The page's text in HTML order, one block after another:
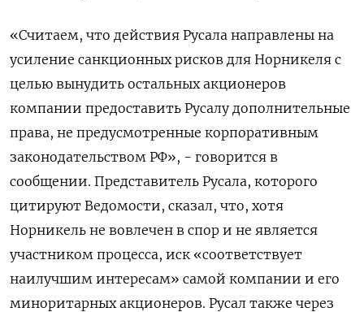
«Считаем, что действия Русала направлены на
усиление санкционных рисков для Норникеля с
целью вынудить остальных акционеров
компании предоставить Русалу дополнительные
права, не предусмотренные корпоративным
законодательством РФ», - говорится в
сообщении. Представитель Русала, которого
цитируют Ведомости, сказал, что, хотя
Норникель не вовлечен в спор и не является
участником процесса, иск «соответствует
наилучшим интересам» самой компании и его
миноритарных акционеров. Русал также через